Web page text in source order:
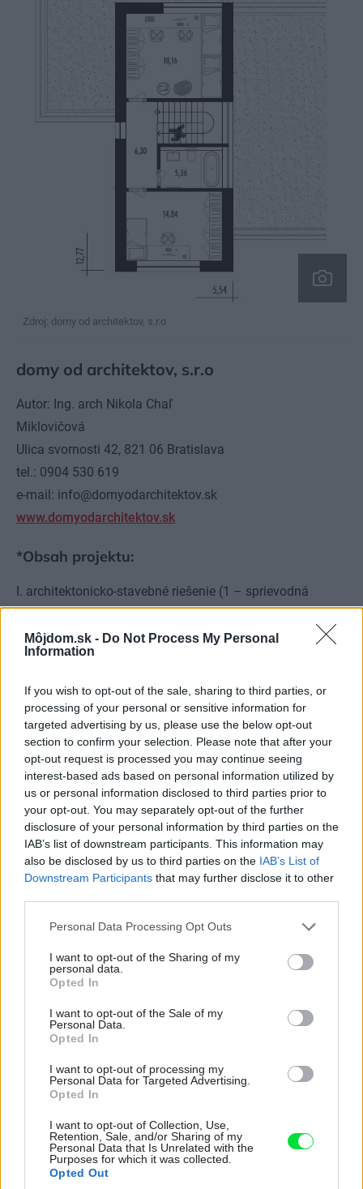
Môjdom.sk - Do Not Process My Personal
Information
If you wish to opt-out of the sale, sharing to third parties, or
processing of your personal or sensitive information for
targeted advertising by us, please use the below opt-out
section to confirm your selection. Please note that after your
opt-out request is processed you may continue seeing
interest-based ads based on personal information utilized by
us or personal information disclosed to third parties prior to
your opt-out. You may separately opt-out of the further
disclosure of your personal information by third parties on the
IAB’s list of downstream participants. This information may
also be disclosed by us to third parties on the IAB’s List of
Downstream Participants that may further disclose it to other
Please note that this website/app uses one or more Google
not limited to your visit or usage behaviour. You may click to
grant or deny consent to Google and its third-party tags to
use your data for below specified purposes in below Google
consent section.
Personal Data Processing Opt Outs
I want to opt-out of the Sharing of my
personal data.
Opted In
I want to opt-out of the Sale of my
Personal Data.
Opted In
I want to opt-out of processing my
Personal Data for Targeted Advertising.
Opted In
I want to opt-out of Collection, Use,
Retention, Sale, and/or Sharing of my
Personal Data that Is Unrelated with the
Purposes for which it was collected.
Opted Out
Zdroj: domy od architektov, s.r.o
domy od architektov, s.r.o
Autor: Ing. arch Nikola Chaľ
Miklovičová
Ulica svornosti 42, 821 06 Bratislava
tel.: 0904 530 619
e-mail: info@domyodarchitektov.sk
www.domyodarchitektov.sk
*Obsah projektu:
I. architektonicko-stavebné riešenie (1 – sprievodná
technická správa, 2 – prehľad stavebných materiálov, 3 –
orientačný rozpočet, 4 – stavebné výkresy (výkopy,
pôdorysy, rezy, pohľady, detaily) v mierke 1 : 100, resp. 1 :
II. vnútorné inštalácie (6 – vykurovanie, 7 – voda, 8 –
kanalizácia, 9 – plyn, 10 – elektroinštalácia)
III. prípojky inžinierskych sietí od uličných rozvodov k
domu (11 – voda, 12 – kanalizácia, 13 – elektrina, 14 –
plyn)
IV. statika
V. iné (15 – celková situácia v mierke 1 : 200 so
zakreslením objektu, okótovaním inžinierskych sietí a
terénnych úprav, 16 – rozvinutý uličný pohľad s
Tagy:
Zdieľať článok
Pozrite si viac